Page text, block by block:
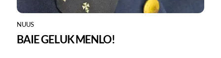
NUUS
BAIE GELUK MENLO!